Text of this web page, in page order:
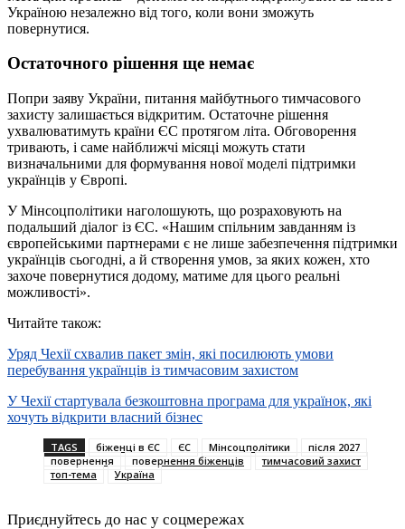
Україною незалежно від того, коли вони зможуть
повернутися.
Остаточного рішення ще немає
Попри заяву України, питання майбутнього тимчасового
захисту залишається відкритим. Остаточне рішення
ухвалюватимуть країни ЄС протягом літа. Обговорення
тривають, і саме найближчі місяці можуть стати
визначальними для формування нової моделі підтримки
українців у Європі.
У Мінсоцполітики наголошують, що розраховують на
подальший діалог із ЄС. «Нашим спільним завданням із
європейськими партнерами є не лише забезпечення підтримки
українців сьогодні, а й створення умов, за яких кожен, хто
захоче повернутися додому, матиме для цього реальні
можливості».
Читайте також:
Уряд Чехії схвалив пакет змін, які посилюють умови
перебування українців із тимчасовим захистом
У Чехії стартувала безкоштовна програма для українок, які
хочуть відкрити власний бізнес
TAGS біженці в ЄС ЄС Мінсоцполітики
після 2027
повернення
повернення біженців
тимчасовий захист
топ-тема
Україна
Приєднуйтесь до нас у соцмережах